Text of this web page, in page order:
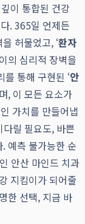
이 통합된 건강
. 365일 언제든
허물었고, ‘환자
의 심리적 장벽을
통해 구현된 ‘안
, 이 모든 요소가
가치를 만들어냅
릴 필요도, 바쁜
예측 불가능한 순
인 안산 마인드 치과
지킴이가 되어줄
한 선택, 지금 바